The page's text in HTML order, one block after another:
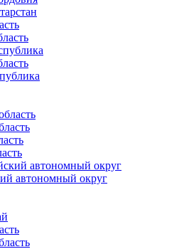
автономный округ
автономный округ